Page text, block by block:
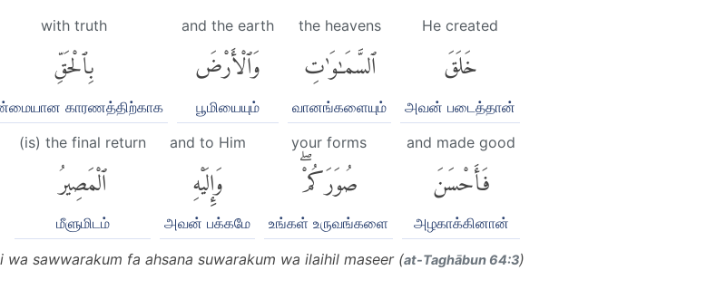
He created
خَلَقَ
அவன் படைத்தான்
the heavens
ٱلسَّمَٰوَٰتِ
வானங்களையும்
and the earth
وَٱلْأَرْضَ
பூமியையும்
with truth
بِٱلْحَقِّ
காரணத்திற்காக
and made good
فَأَحْسَنَ
அழகாக்கினான்
your forms
صُوَرَكُمْۖ
உங்கள் உருவங்களை
and to Him
وَإِلَيْهِ
அவன் பக்கமே
(is) the final return
ٱلْمَصِيرُ
மீளுமிடம்
sawwarakum fa ahsana suwarakum wa ilaihil maseer (at-Taghābun 64:3)